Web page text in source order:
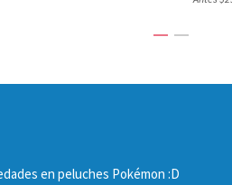
en peluches Pokémon :D